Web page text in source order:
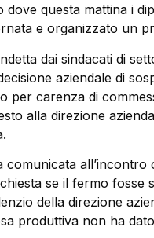
dove questa mattina i
e organizzato un
dai sindacati di
aziendale di
per carenza di
alla direzione
comunicata all’incontro
se il fermo fosse
della direzione
produttiva non ha